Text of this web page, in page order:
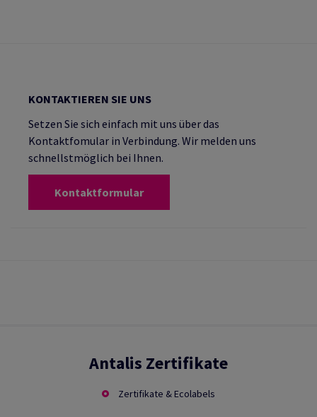
KONTAKTIEREN SIE UNS
Setzen Sie sich einfach mit uns über das
Kontaktfomular in Verbindung. Wir melden uns
schnellstmöglich bei Ihnen.
Kontaktformular
Antalis Zertifikate
Zertifikate & Ecolabels